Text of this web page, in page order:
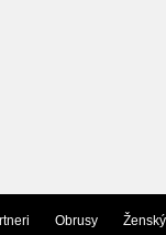
Obrusy